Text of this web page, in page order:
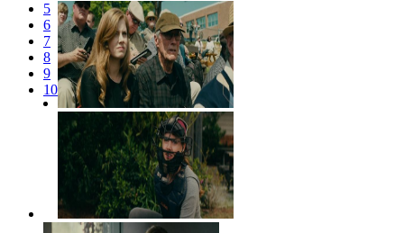
5
6
7
8
9
10